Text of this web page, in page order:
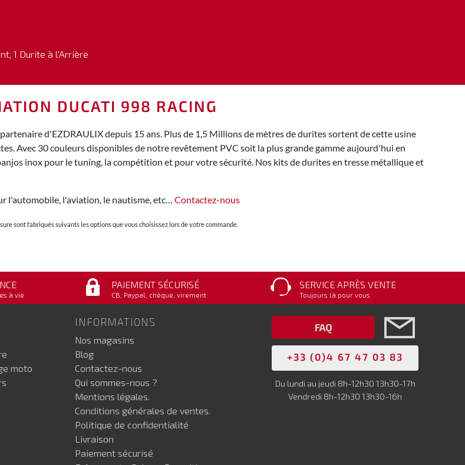
1 Durite à l'Arrière
DUCATI 998 RACING
d'EZDRAULIX depuis 15 ans. Plus de 1,5 Millions de mètres de durites sortent de cette usine
Avec 30 couleurs disponibles de notre revêtement PVC soit la plus grande gamme aujourd'hui en
inox pour le tuning, la compétition et pour votre sécurité. Nos kits de durites en tresse métallique et
l'automobile, l'aviation, le nautisme, etc… Contactez-nous
sont fabriqués suivants les options que vous choisissez lors de votre commande.
à vie
PAIEMENT SÉCURISÉ
CB, Paypal, chèque, virement
SERVICE APRÈS VENTE
Toujours là pour vous
moto
INFORMATIONS
Nos magasins
Blog
Contactez-nous
Qui sommes-nous ?
Mentions légales.
Conditions générales de ventes.
Politique de confidentialité
Livraison
Paiement sécurisé
FAQ
+33 (0)4 67 47 03 83
Du lundi au jeudi 8h-12h30 13h30-17h
Vendredi 8h-12h30 13h30-16h